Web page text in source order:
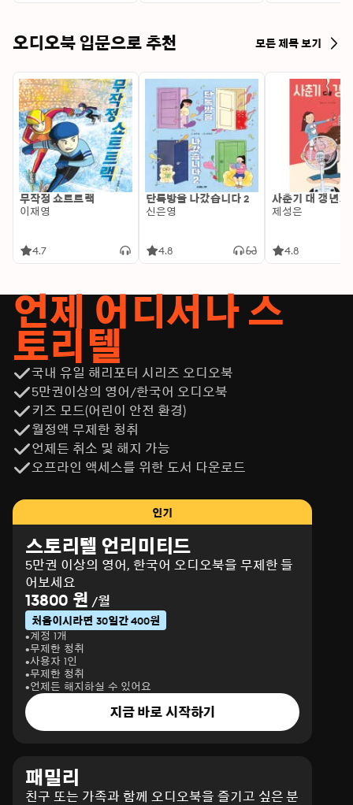
오디오북 입문으로 추천 모든 제목 보기
무작정 쇼트트랙
이재영
4.7
단톡방을 나갔습니다 2
신은영
4.8
사춘기 대 갱년기
제성은
4.8
언제 어디서나 스
토리텔
국내 유일 해리포터 시리즈 오디오북
5만권이상의 영어/한국어 오디오북
키즈 모드(어린이 안전 환경)
월정액 무제한 청취
언제든 취소 및 해지 가능
오프라인 액세스를 위한 도서 다운로드
인기
스토리텔 언리미티드
5만권 이상의 영어, 한국어 오디오북을 무제한 들
어보세요
13800 원 /월
처음이시라면 30일간 400원
계정 1개
무제한 청취
사용자 1인
무제한 청취
언제든 해지하실 수 있어요
지금 바로 시작하기
패밀리
친구 또는 가족과 함께 오디오북을 즐기고 싶은 분